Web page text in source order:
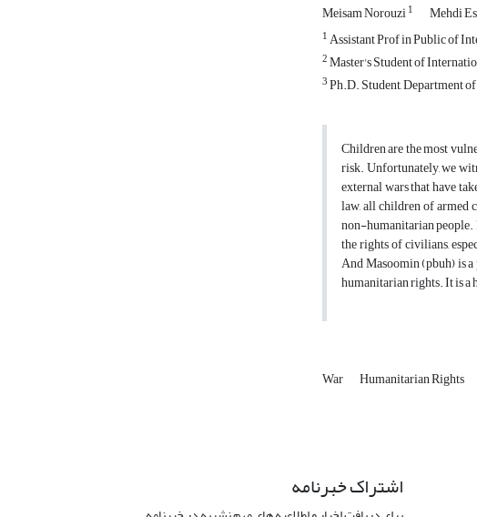
Meisam Norouzi1 Mehdi
1Assistant Prof in Public of
2Master's Student of
3Ph.D. Student, Department
Children are the most
risk. Unfortunately, we
external wars that have
law, all children of armed
non-humanitarian
the rights of civilians,
And Masoomin (pbuh) is
humanitarian rights. It is
War Humanitarian Rights
اشتراک خبرنامه